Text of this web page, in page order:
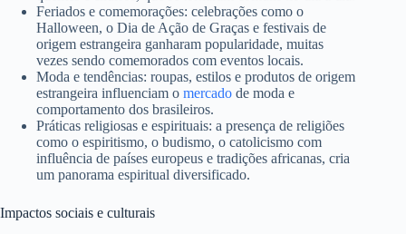
Feriados e comemorações: celebrações como o
Halloween, o Dia de Ação de Graças e festivais de
origem estrangeira ganharam popularidade, muitas
vezes sendo comemorados com eventos locais.
Moda e tendências: roupas, estilos e produtos de origem
estrangeira influenciam o mercado de moda e
comportamento dos brasileiros.
Práticas religiosas e espirituais: a presença de religiões
como o espiritismo, o budismo, o catolicismo com
influência de países europeus e tradições africanas, cria
um panorama espiritual diversificado.
Impactos sociais e culturais